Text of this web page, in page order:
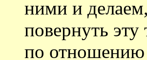
ними и
повернуть
по отношению